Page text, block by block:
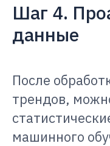
Шаг 4.
данные
После
трендов,
машинного